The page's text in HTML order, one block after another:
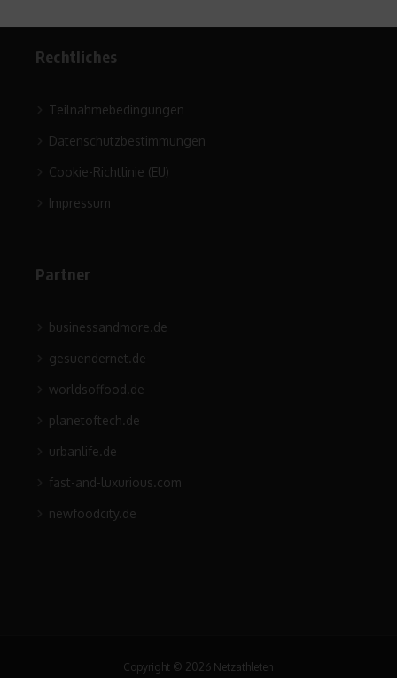
Rechtliches
Teilnahmebedingungen
Datenschutzbestimmungen
Cookie-Richtlinie (EU)
Impressum
Partner
businessandmore.de
gesuendernet.de
worldsoffood.de
planetoftech.de
urbanlife.de
fast-and-luxurious.com
newfoodcity.de
Copyright © 2026 Netzathleten